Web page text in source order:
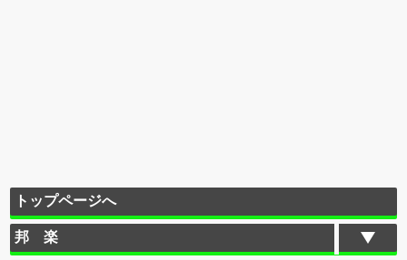
トップページへ
邦 楽